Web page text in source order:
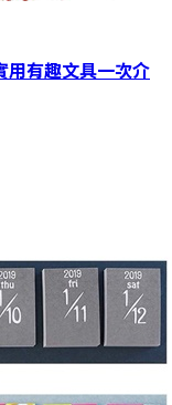
用有趣文具一次介